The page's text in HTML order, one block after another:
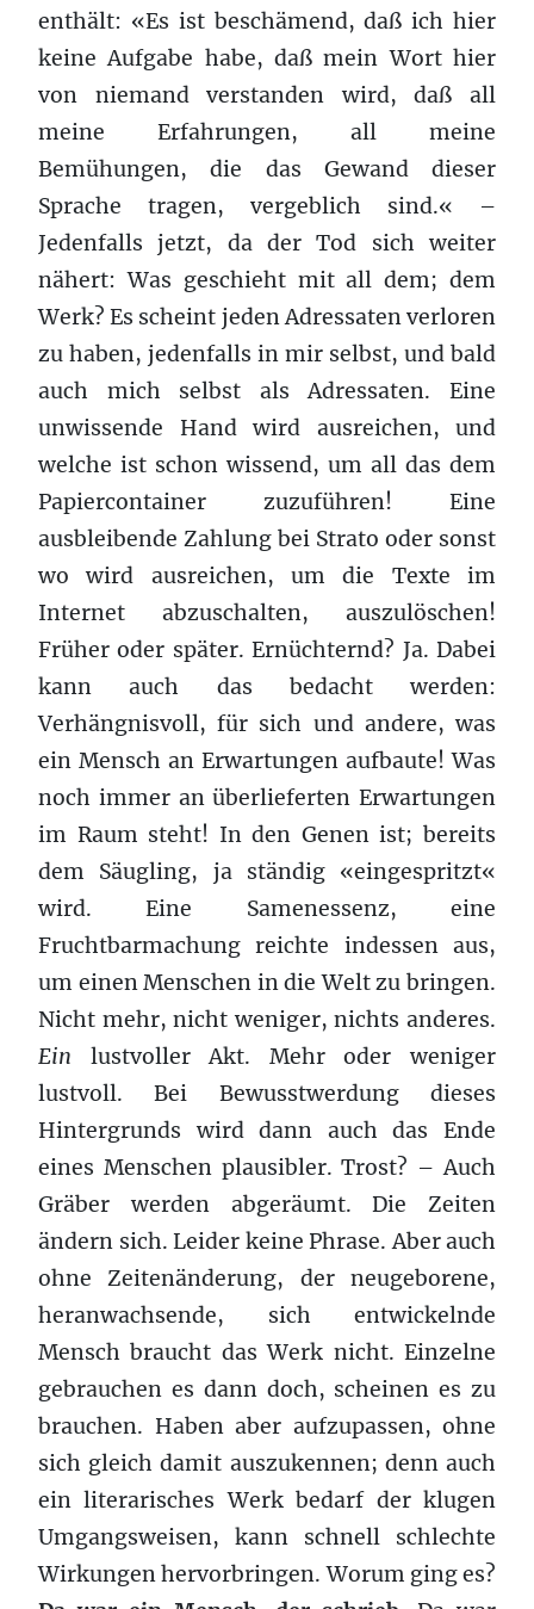
enthält: «Es ist beschämend, daß ich hier
keine Aufgabe habe, daß mein Wort hier
von niemand verstanden wird, daß all
meine Erfahrungen, all meine
Bemühungen, die das Gewand dieser
Sprache tragen, vergeblich sind.« –
Jedenfalls jetzt, da der Tod sich weiter
nähert: Was geschieht mit all dem; dem
Werk? Es scheint jeden Adressaten verloren
zu haben, jedenfalls in mir selbst, und bald
auch mich selbst als Adressaten. Eine
unwissende Hand wird ausreichen, und
welche ist schon wissend, um all das dem
Papiercontainer zuzuführen! Eine
ausbleibende Zahlung bei Strato oder sonst
wo wird ausreichen, um die Texte im
Internet abzuschalten, auszulöschen!
Früher oder später. Ernüchternd? Ja. Dabei
kann auch das bedacht werden:
Verhängnisvoll, für sich und andere, was
ein Mensch an Erwartungen aufbaute! Was
noch immer an überlieferten Erwartungen
im Raum steht! In den Genen ist; bereits
dem Säugling, ja ständig «eingespritzt«
wird. Eine Samenessenz, eine
Fruchtbarmachung reichte indessen aus,
um einen Menschen in die Welt zu bringen.
Nicht mehr, nicht weniger, nichts anderes.
Ein lustvoller Akt. Mehr oder weniger
lustvoll. Bei Bewusstwerdung dieses
Hintergrunds wird dann auch das Ende
eines Menschen plausibler. Trost? – Auch
Gräber werden abgeräumt. Die Zeiten
ändern sich. Leider keine Phrase. Aber auch
ohne Zeitenänderung, der neugeborene,
heranwachsende, sich entwickelnde
Mensch braucht das Werk nicht. Einzelne
gebrauchen es dann doch, scheinen es zu
brauchen. Haben aber aufzupassen, ohne
sich gleich damit auszukennen; denn auch
ein literarisches Werk bedarf der klugen
Umgangsweisen, kann schnell schlechte
Wirkungen hervorbringen. Worum ging es?